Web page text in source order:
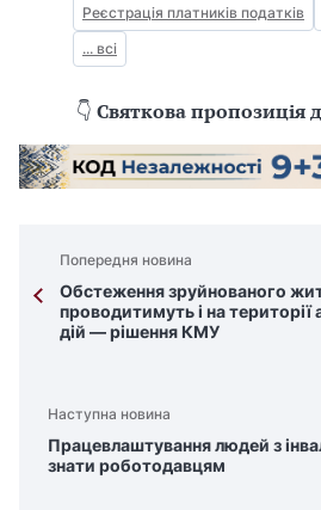
Реєстрація платників податків
... всі
👇 Святкова пропозиція
Попередня новина
Обстеження зруйнованого
проводитимуть і на
дій — рішення КМУ
Наступна новина
Працевлаштування людей з
знати роботодавцям